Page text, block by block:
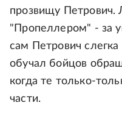
прозвищу Петрович.
"Пропеллером" - за
сам Петрович
обучал бойцов
когда те только-
части.